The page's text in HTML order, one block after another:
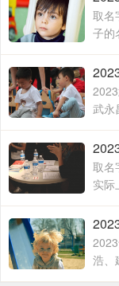
取名
子的
精力
子的
武永
桐、
武一
取名
实际
文字
着不
浩、
天、